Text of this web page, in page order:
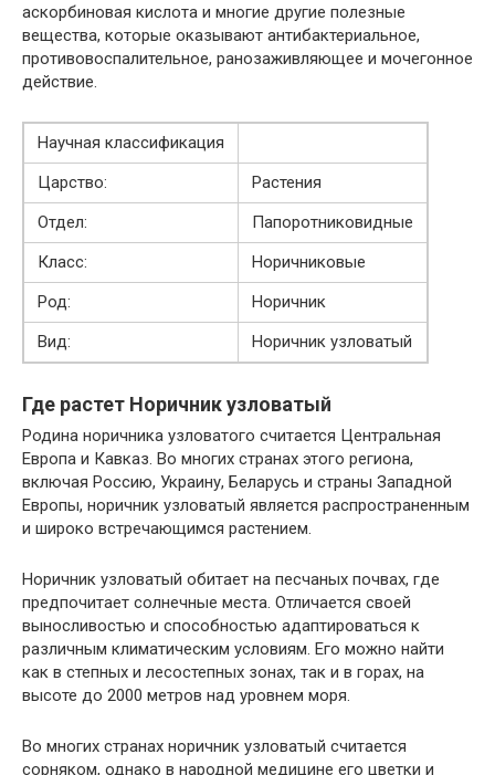
аскорбиновая кислота и многие другие полезные
вещества, которые оказывают антибактериальное,
противовоспалительное, ранозаживляющее и мочегонное
действие.
Научная классификация
Царство:
Растения
Отдел:
Папоротниковидные
Класс:
Норичниковые
Род:
Норичник
Вид:
Норичник узловатый
Где растет Норичник узловатый
Родина норичника узловатого считается Центральная
Европа и Кавказ. Во многих странах этого региона,
включая Россию, Украину, Беларусь и страны Западной
Европы, норичник узловатый является распространенным
и широко встречающимся растением.
Норичник узловатый обитает на песчаных почвах, где
предпочитает солнечные места. Отличается своей
выносливостью и способностью адаптироваться к
различным климатическим условиям. Его можно найти
как в степных и лесостепных зонах, так и в горах, на
высоте до 2000 метров над уровнем моря.
Во многих странах норичник узловатый считается
сорняком, однако в народной медицине его цветки и